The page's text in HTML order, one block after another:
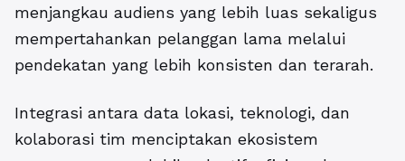
menjangkau audiens yang lebih luas sekaligus
mempertahankan pelanggan lama melalui
pendekatan yang lebih konsisten dan terarah.
Integrasi antara data lokasi, teknologi, dan
kolaborasi tim menciptakan ekosistem